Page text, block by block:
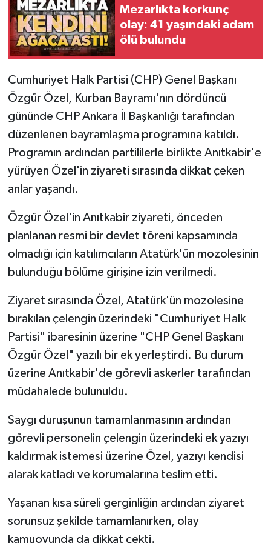
Mezarlıkta korkunç
olay: 41 yaşındaki adam
ölü bulundu
Cumhuriyet Halk Partisi (CHP) Genel Başkanı
Özgür Özel, Kurban Bayramı'nın dördüncü
gününde CHP Ankara İl Başkanlığı tarafından
düzenlenen bayramlaşma programına katıldı.
Programın ardından partililerle birlikte Anıtkabir'e
yürüyen Özel'in ziyareti sırasında dikkat çeken
anlar yaşandı.
Özgür Özel'in Anıtkabir ziyareti, önceden
planlanan resmi bir devlet töreni kapsamında
olmadığı için katılımcıların Atatürk'ün mozolesinin
bulunduğu bölüme girişine izin verilmedi.
Ziyaret sırasında Özel, Atatürk'ün mozolesine
bırakılan çelengin üzerindeki "Cumhuriyet Halk
Partisi" ibaresinin üzerine "CHP Genel Başkanı
Özgür Özel" yazılı bir ek yerleştirdi. Bu durum
üzerine Anıtkabir'de görevli askerler tarafından
müdahalede bulunuldu.
Saygı duruşunun tamamlanmasının ardından
görevli personelin çelengin üzerindeki ek yazıyı
kaldırmak istemesi üzerine Özel, yazıyı kendisi
alarak katladı ve korumalarına teslim etti.
Yaşanan kısa süreli gerginliğin ardından ziyaret
sorunsuz şekilde tamamlanırken, olay
kamuoyunda da dikkat çekti.
Gökçebey
GÜNDEM
İş ilanı
Kilimli
Kültür - Sanat
MAGAZİN
Politika
Röportaj
Sağlık
SİYASET
Spor